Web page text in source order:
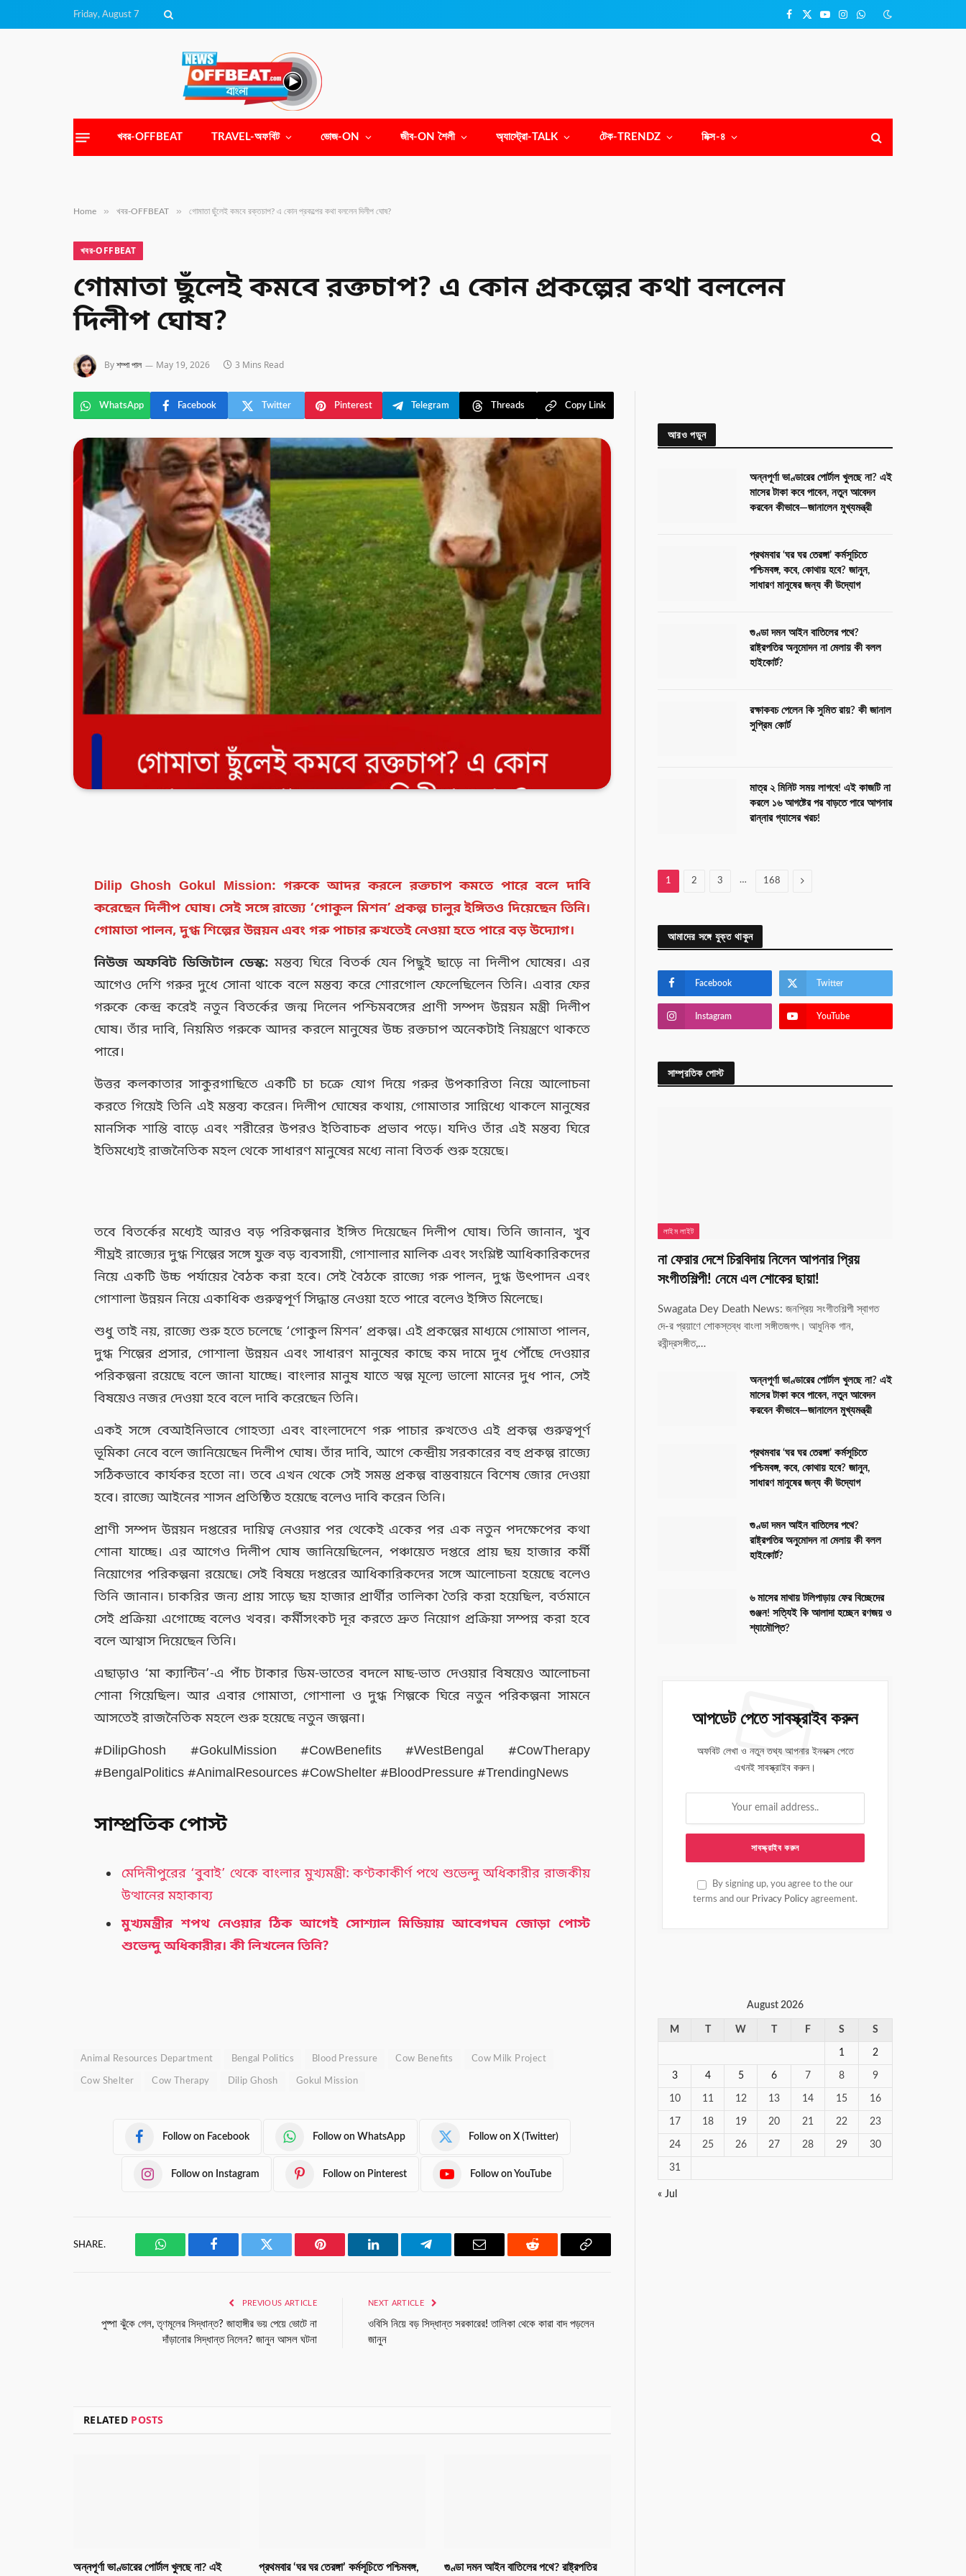
Friday, August 7
Facebook
X
YouTubeInstagram
WhatsApp
খবর-OFFBEAT TRAVEL-অফবিট ভোজ-ON জীব-ON শৈলী অ্যাস্ট্রো-TALK টেক-TRENDZ মিক্স-৪
Home » খবর-OFFBEAT » গোমাতা ছুঁলেই কমবে রক্তচাপ? এ কোন প্রকল্পের কথা বললেন দিলীপ ঘোষ?
খবর-OFFBEAT
গোমাতা ছুঁলেই কমবে রক্তচাপ? এ কোন প্রকল্পের কথা বললেন
দিলীপ ঘোষ?
Byশম্পা পাল May 19, 2026 3 Mins Read
WhatsApp Facebook Twitter Pinterest Telegram Threads Copy Link
Dilip Ghosh Gokul Mission: গরুকে আদর করলে রক্তচাপ কমতে পারে বলে দাবি
করেছেন দিলীপ ঘোষ। সেই সঙ্গে রাজ্যে ‘গোকুল মিশন’ প্রকল্প চালুর ইঙ্গিতও দিয়েছেন তিনি।
গোমাতা পালন, দুগ্ধ শিল্পের উন্নয়ন এবং গরু পাচার রুখতেই নেওয়া হতে পারে বড় উদ্যোগ।
নিউজ অফবিট ডিজিটাল ডেস্ক: মন্তব্য ঘিরে বিতর্ক যেন পিছুই ছাড়ে না দিলীপ ঘোষের। এর
আগেও দেশি গরুর দুধে সোনা থাকে বলে মন্তব্য করে শোরগোল ফেলেছিলেন তিনি। এবার ফের
গরুকে কেন্দ্র করেই নতুন বিতর্কের জন্ম দিলেন পশ্চিমবঙ্গের প্রাণী সম্পদ উন্নয়ন মন্ত্রী দিলীপ
ঘোষ। তাঁর দাবি, নিয়মিত গরুকে আদর করলে মানুষের উচ্চ রক্তচাপ অনেকটাই নিয়ন্ত্রণে থাকতে
পারে।
উত্তর কলকাতার সাকুরগাছিতে একটি চা চক্রে যোগ দিয়ে গরুর উপকারিতা নিয়ে আলোচনা
করতে গিয়েই তিনি এই মন্তব্য করেন। দিলীপ ঘোষের কথায়, গোমাতার সান্নিধ্যে থাকলে মানুষের
মানসিক শান্তি বাড়ে এবং শরীরের উপরও ইতিবাচক প্রভাব পড়ে। যদিও তাঁর এই মন্তব্য ঘিরে
ইতিমধ্যেই রাজনৈতিক মহল থেকে সাধারণ মানুষের মধ্যে নানা বিতর্ক শুরু হয়েছে।
তবে বিতর্কের মধ্যেই আরও বড় পরিকল্পনার ইঙ্গিত দিয়েছেন দিলীপ ঘোষ। তিনি জানান, খুব
শীঘ্রই রাজ্যের দুগ্ধ শিল্পের সঙ্গে যুক্ত বড় ব্যবসায়ী, গোশালার মালিক এবং সংশ্লিষ্ট আধিকারিকদের
নিয়ে একটি উচ্চ পর্যায়ের বৈঠক করা হবে। সেই বৈঠকে রাজ্যে গরু পালন, দুগ্ধ উৎপাদন এবং
গোশালা উন্নয়ন নিয়ে একাধিক গুরুত্বপূর্ণ সিদ্ধান্ত নেওয়া হতে পারে বলেও ইঙ্গিত মিলেছে।
শুধু তাই নয়, রাজ্যে শুরু হতে চলেছে ‘গোকুল মিশন’ প্রকল্প। এই প্রকল্পের মাধ্যমে গোমাতা পালন,
দুগ্ধ শিল্পের প্রসার, গোশালা উন্নয়ন এবং সাধারণ মানুষের কাছে কম দামে দুধ পৌঁছে দেওয়ার
পরিকল্পনা রয়েছে বলে জানা যাচ্ছে। বাংলার মানুষ যাতে স্বল্প মূল্যে ভালো মানের দুধ পান, সেই
বিষয়েও নজর দেওয়া হবে বলে দাবি করেছেন তিনি।
একই সঙ্গে বেআইনিভাবে গোহত্যা এবং বাংলাদেশে গরু পাচার রুখতেও এই প্রকল্প গুরুত্বপূর্ণ
ভূমিকা নেবে বলে জানিয়েছেন দিলীপ ঘোষ। তাঁর দাবি, আগে কেন্দ্রীয় সরকারের বহু প্রকল্প রাজ্যে
সঠিকভাবে কার্যকর হতো না। তবে এখন থেকে সেই সমস্ত প্রকল্প বাস্তবায়নে বিশেষ জোর দেওয়া
হবে। রাজ্যে আইনের শাসন প্রতিষ্ঠিত হয়েছে বলেও দাবি করেন তিনি।
প্রাণী সম্পদ উন্নয়ন দপ্তরের দায়িত্ব নেওয়ার পর থেকেই একের পর এক নতুন পদক্ষেপের কথা
শোনা যাচ্ছে। এর আগেও দিলীপ ঘোষ জানিয়েছিলেন, পঞ্চায়েত দপ্তরে প্রায় ছয় হাজার কর্মী
নিয়োগের পরিকল্পনা রয়েছে। সেই বিষয়ে দপ্তরের আধিকারিকদের সঙ্গে আলোচনা হয়েছে বলেও
তিনি জানান। চাকরির জন্য প্রায় সাড়ে ছয় হাজার প্রার্থীর তালিকা তৈরি করা হয়েছিল, বর্তমানে
সেই প্রক্রিয়া এগোচ্ছে বলেও খবর। কর্মীসংকট দূর করতে দ্রুত নিয়োগ প্রক্রিয়া সম্পন্ন করা হবে
বলে আশ্বাস দিয়েছেন তিনি।
এছাড়াও ‘মা ক্যান্টিন’-এ পাঁচ টাকার ডিম-ভাতের বদলে মাছ-ভাত দেওয়ার বিষয়েও আলোচনা
শোনা গিয়েছিল। আর এবার গোমাতা, গোশালা ও দুগ্ধ শিল্পকে ঘিরে নতুন পরিকল্পনা সামনে
আসতেই রাজনৈতিক মহলে শুরু হয়েছে নতুন জল্পনা।
#DilipGhosh #GokulMission #CowBenefits #WestBengal #CowTherapy
#BengalPolitics #AnimalResources #CowShelter #BloodPressure #TrendingNews
সাম্প্রতিক পোস্ট
মেদিনীপুরের ‘বুবাই’ থেকে বাংলার মুখ্যমন্ত্রী: কণ্টকাকীর্ণ পথে শুভেন্দু অধিকারীর রাজকীয়
উত্থানের মহাকাব্য
মুখ্যমন্ত্রীর শপথ নেওয়ার ঠিক আগেই সোশ্যাল মিডিয়ায় আবেগঘন জোড়া পোস্ট
শুভেন্দু অধিকারীর। কী লিখলেন তিনি?
Animal Resources Department Bengal Politics Blood Pressure Cow Benefits Cow Milk Project
Cow Shelter Cow Therapy Dilip Ghosh Gokul Mission
Follow on Facebook Follow on WhatsApp Follow on X (Twitter)
Follow on Instagram Follow on Pinterest Follow on YouTube
SHARE.
WhatsAppFacebook Twitter Pinterest LinkedIn Telegram Email Reddit
Copy
PREVIOUS ARTICLE
পুষ্পা ঝুঁকে গেল, তৃণমূলের সিদ্ধান্ত? জাহাঙ্গীর ভয় পেয়ে ভোটে না
দাঁড়ানোর সিদ্ধান্ত নিলেন? জানুন আসল ঘটনা
NEXT ARTICLE
ওবিসি নিয়ে বড় সিদ্ধান্ত সরকারের! তালিকা থেকে কারা বাদ পড়লেন
জানুন
RELATED POSTS
অন্নপূর্ণা ভাণ্ডারের পোর্টাল খুলছে না? এই প্রথমবার ‘ঘর ঘর তেরঙ্গা’ কর্মসূচিতে পশ্চিমবঙ্গ, গুণ্ডা দমন আইন বাতিলের পথে? রাষ্ট্রপতির
আরও পড়ুন
অন্নপূর্ণা ভাণ্ডারের পোর্টাল খুলছে না? এই
মাসের টাকা কবে পাবেন, নতুন আবেদন
করবেন কীভাবে—জানালেন মুখ্যমন্ত্রী
প্রথমবার ‘ঘর ঘর তেরঙ্গা’ কর্মসূচিতে
পশ্চিমবঙ্গ, কবে, কোথায় হবে? জানুন,
সাধারণ মানুষের জন্য কী উদ্যোগ
গুণ্ডা দমন আইন বাতিলের পথে?
রাষ্ট্রপতির অনুমোদন না মেলায় কী বলল
হাইকোর্ট?
রক্ষাকবচ পেলেন কি সুমিত রায়? কী জানাল
সুপ্রিম কোর্ট
মাত্র ২ মিনিট সময় লাগবে! এই কাজটি না
করলে ১৬ আগষ্টের পর বাড়তে পারে আপনার
রান্নার গ্যাসের খরচ!
1 2 3 … 168 Next
আমাদের সঙ্গে যুক্ত থাকুন
Facebook Twitter
Instagram YouTube
সাম্প্রতিক পোস্ট
লাইম লাইট
না ফেরার দেশে চিরবিদায় নিলেন আপনার প্রিয়
সংগীতশিল্পী! নেমে এল শোকের ছায়া!
Swagata Dey Death News: জনপ্রিয় সংগীতশিল্পী স্বাগত
দে-র প্রয়াণে শোকস্তব্ধ বাংলা সঙ্গীতজগৎ। আধুনিক গান,
রবীন্দ্রসঙ্গীত,…
অন্নপূর্ণা ভাণ্ডারের পোর্টাল খুলছে না? এই
মাসের টাকা কবে পাবেন, নতুন আবেদন
করবেন কীভাবে—জানালেন মুখ্যমন্ত্রী
প্রথমবার ‘ঘর ঘর তেরঙ্গা’ কর্মসূচিতে
পশ্চিমবঙ্গ, কবে, কোথায় হবে? জানুন,
সাধারণ মানুষের জন্য কী উদ্যোগ
গুণ্ডা দমন আইন বাতিলের পথে?
রাষ্ট্রপতির অনুমোদন না মেলায় কী বলল
হাইকোর্ট?
৬ মাসের মাথায় টলিপাড়ায় ফের বিচ্ছেদের
গুঞ্জন! সত্যিই কি আলাদা হচ্ছেন রণজয় ও
শ্যামৌপ্তি?
আপডেট পেতে সাবস্ক্রাইব করুন
অফবিট লেখা ও নতুন তথ্য আপনার ইনবক্সে পেতে
এখনই সাবস্ক্রাইব করুন।
By signing up, you agree to the our
terms and our Privacy Policy agreement.
August 2026
M W F S S
1 2
3 4 5 6 7 8 9
10 11 12 13 14 15 16
17 18 19 20 21 22 23
24 25 26 27 28 29 30
31
« Jul